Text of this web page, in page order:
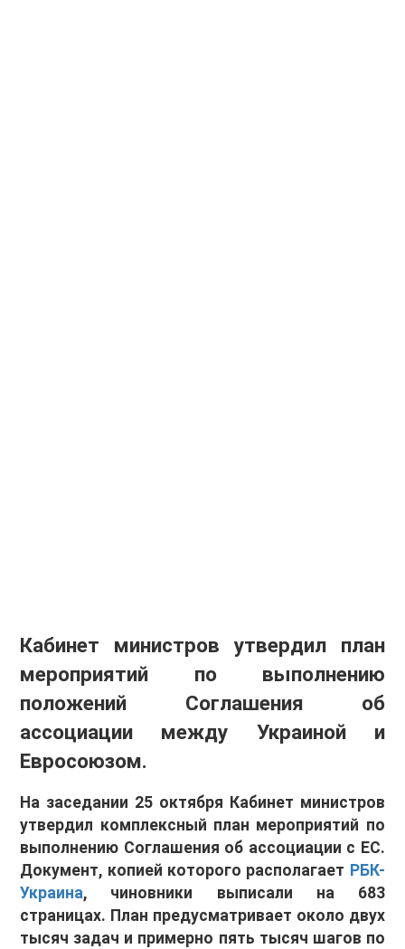
Кабинет министров утвердил план
мероприятий по выполнению
положений Соглашения об
ассоциации между Украиной и
Евросоюзом.
На заседании 25 октября Кабинет министров
утвердил комплексный план мероприятий по
выполнению Соглашения об ассоциации с ЕС.
Документ, копией которого располагает РБК-
Украина, чиновники выписали на 683
страницах. План предусматривает около двух
тысяч задач и примерно пять тысяч шагов по